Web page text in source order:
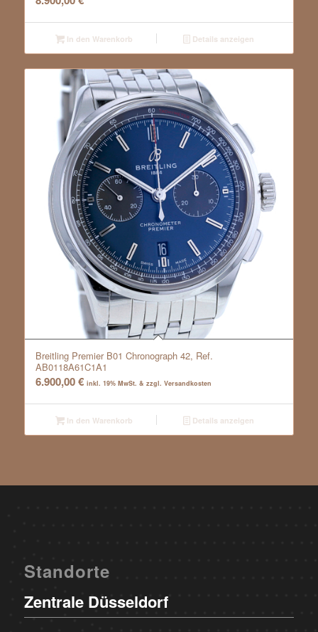
In den Warenkorb Details anzeigen
Breitling Premier B01 Chronograph 42, Ref.
AB0118A61C1A1
6.900,00€ inkl. 19% MwSt. & zzgl. Versandkosten
In den Warenkorb Details anzeigen
Standorte
Zentrale Düsseldorf